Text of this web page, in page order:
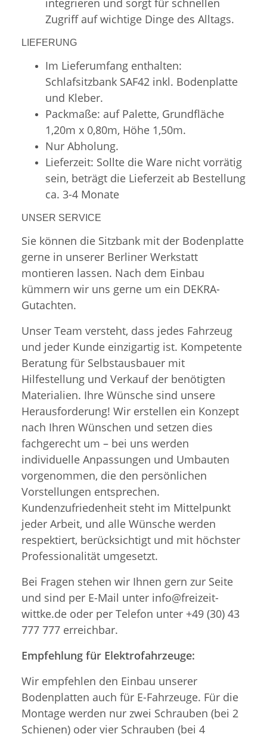
Zugriff auf wichtige Dinge des Alltags.
LIEFERUNG
Im Lieferumfang enthalten:
Schlafsitzbank SAF42 inkl. Bodenplatte
und Kleber.
Packmaße: auf Palette, Grundfläche
1,20m x 0,80m, Höhe 1,50m.
Nur Abholung.
Lieferzeit: Sollte die Ware nicht vorrätig
sein, beträgt die Lieferzeit ab Bestellung
ca. 3-4 Monate
UNSER SERVICE
Sie können die Sitzbank mit der Bodenplatte
gerne in unserer Berliner Werkstatt
montieren lassen. Nach dem Einbau
kümmern wir uns gerne um ein DEKRA-
Gutachten.
Unser Team versteht, dass jedes Fahrzeug
und jeder Kunde einzigartig ist. Kompetente
Beratung für Selbstausbauer mit
Hilfestellung und Verkauf der benötigten
Materialien. Ihre Wünsche sind unsere
Herausforderung! Wir erstellen ein Konzept
nach Ihren Wünschen und setzen dies
fachgerecht um – bei uns werden
individuelle Anpassungen und Umbauten
vorgenommen, die den persönlichen
Vorstellungen entsprechen.
Kundenzufriedenheit steht im Mittelpunkt
jeder Arbeit, und alle Wünsche werden
respektiert, berücksichtigt und mit höchster
Professionalität umgesetzt.
Bei Fragen stehen wir Ihnen gern zur Seite
und sind per E-Mail unter info@freizeit-
wittke.de oder per Telefon unter +49 (30) 43
777 777 erreichbar.
Empfehlung für Elektrofahrzeuge:
Wir empfehlen den Einbau unserer
Bodenplatten auch für E-Fahrzeuge. Für die
Montage werden nur zwei Schrauben (bei 2
Schienen) oder vier Schrauben (bei 4